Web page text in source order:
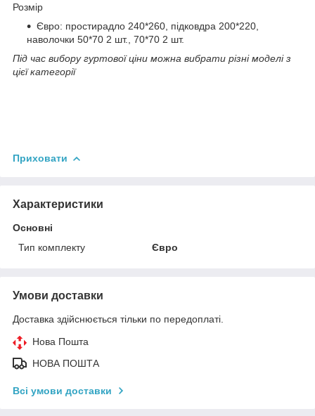
Розмір
Євро: простирадло 240*260, підковдра 200*220,
наволочки 50*70 2 шт., 70*70 2 шт.
Під час вибору гуртової ціни можна вибрати різні моделі з
цієї категорії
Приховати
Характеристики
Основні
Тип комплекту
Євро
Умови доставки
Доставка здійснюється тільки по передоплаті.
Нова Пошта
НОВА ПОШТА
Всі умови доставки